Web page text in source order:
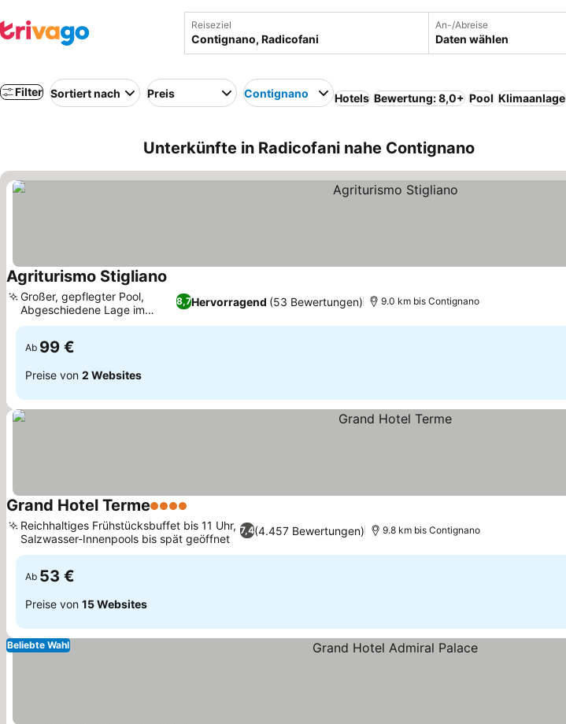
Reiseziel An-/Abreise
Daten wählen
Filter Sortiert nach Preis Contignano Hotels Bewertung: 8,0+ Pool Klimaanlage
Unterkünfte in Radicofani nahe Contignano
Agriturismo Stigliano
8,7Hervorragend (53 Bewertungen)
Großer, gepflegter Pool,
Abgeschiedene Lage im
Naturpark
9.0 km bis Contignano
Ab 99 €
Preise von 2 Websites
Grand Hotel Terme4 Sterne
7,4(4.457 Bewertungen)
Reichhaltiges Frühstücksbuffet bis 11 Uhr,
Salzwasser-Innenpools bis spät geöffnet
9.8 km bis Contignano
Ab 53 €
Preise von 15 Websites
Beliebte Wahl